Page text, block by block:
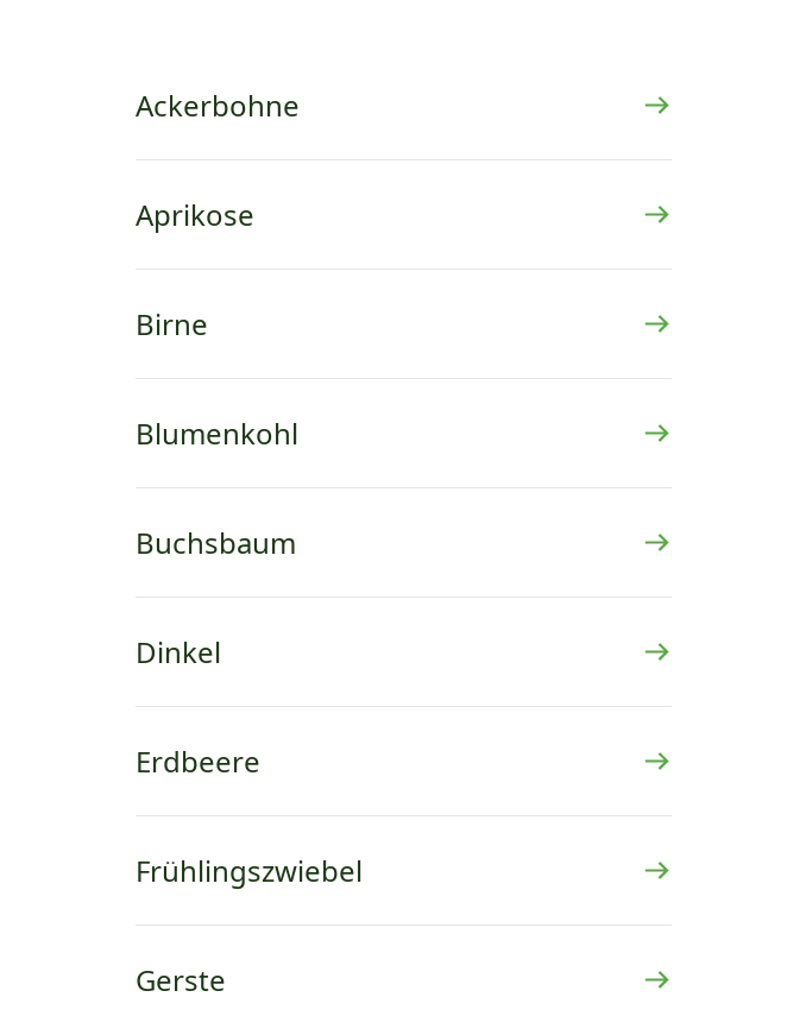
Ackerbohne
Aprikose
Birne
Blumenkohl
Buchsbaum
Dinkel
Erdbeere
Frühlingszwiebel
Gerste